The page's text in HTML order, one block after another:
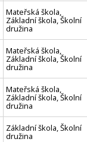
Mateřská škola,
Základní škola, Školní
družina
Mateřská škola,
Základní škola, Školní
družina
Mateřská škola,
Základní škola, Školní
družina
Základní škola, Školní
družina